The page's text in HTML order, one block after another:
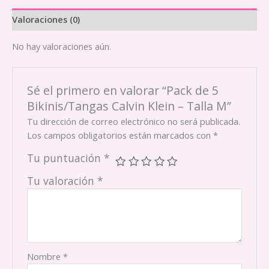
Valoraciones (0)
No hay valoraciones aún.
Sé el primero en valorar “Pack de 5
Bikinis/Tangas Calvin Klein – Talla M”
Tu dirección de correo electrónico no será publicada.
Los campos obligatorios están marcados con*
Tu puntuación *
Tu valoración *
Nombre*